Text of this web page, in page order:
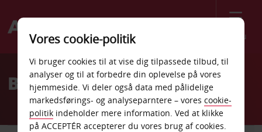
Menu
Welcome
AvisBilleje Conroe
Vores cookie-politik
Vi bruger cookies til at vise dig tilpassede tilbud, til
analyser og til at forbedre din oplevelse på vores
hjemmeside. Vi deler også data med pålidelige
markedsførings- og analyseparntere – vores cookie-
politik indeholder mere information. Ved at klikke
på ACCEPTÉR accepterer du vores brug af cookies.